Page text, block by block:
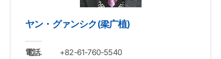
ヤン・グァンシク(梁广植)
電話. +82-61-760-5540